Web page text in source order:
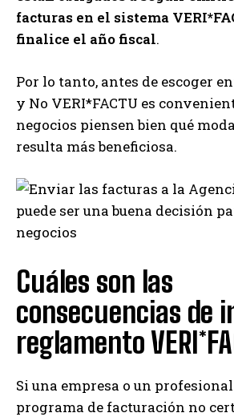
facturas en el sistema
finalice el año fiscal.
Por lo tanto, antes de escoger
y No VERI*FACTU es
negocios piensen bien qué
resulta más beneficiosa.
Cuáles son las
consecuencias de
reglamento
Si una empresa o un
programa de facturación no